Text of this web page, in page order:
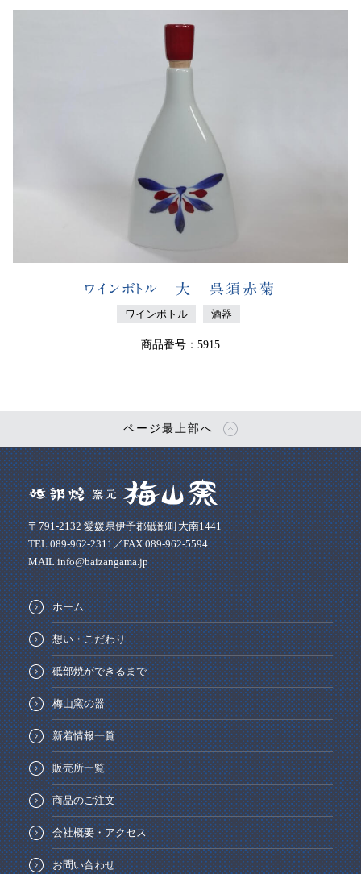
ワインボトル 大 呉須赤菊
ワインボトル 酒器
商品番号：5915
ページ最上部へ
〒791-2132 愛媛県伊予郡砥部町大南1441
TEL 089-962-2311／FAX 089-962-5594
MAIL info@baizangama.jp
ホーム
想い・こだわり
砥部焼ができるまで
梅山窯の器
新着情報一覧
販売所一覧
商品のご注文
会社概要・アクセス
お問い合わせ